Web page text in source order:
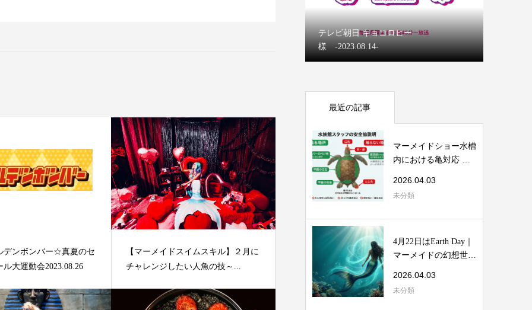
デンボンバー☆真夏のセ
ル大運動会2023.08.26
【マーメイドスイムスキル】２月に
チャレンジしたい人魚の技～...
テレビ朝日 キョコロヒー
様 -2023.08.14-
最近の記事
マーメイドショー水槽
内における亀対応 安
2026.04.03
未分類
4月22日はEarth Day｜
マーメイドの幻想世界
2026.04.03
未分類